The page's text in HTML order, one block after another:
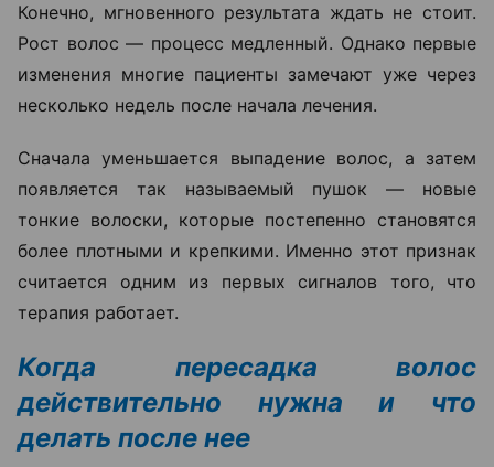
Конечно, мгновенного результата ждать не стоит.
Рост волос — процесс медленный. Однако первые
изменения многие пациенты замечают уже через
несколько недель после начала лечения.
Сначала уменьшается выпадение волос, а затем
появляется так называемый пушок — новые
тонкие волоски, которые постепенно становятся
более плотными и крепкими. Именно этот признак
считается одним из первых сигналов того, что
терапия работает.
Когда пересадка волос
действительно нужна и что
делать после нее